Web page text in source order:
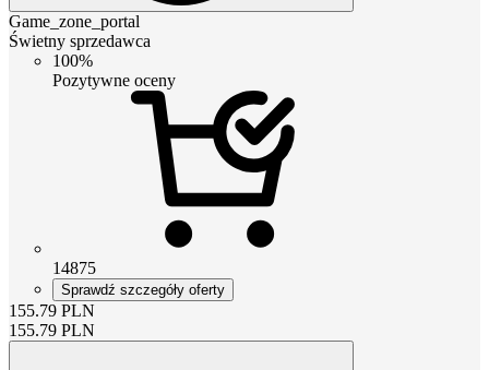
Game_zone_portal
Świetny sprzedawca
100%
Pozytywne oceny
14875
Sprawdź szczegóły oferty
155.79 PLN
155.79 PLN